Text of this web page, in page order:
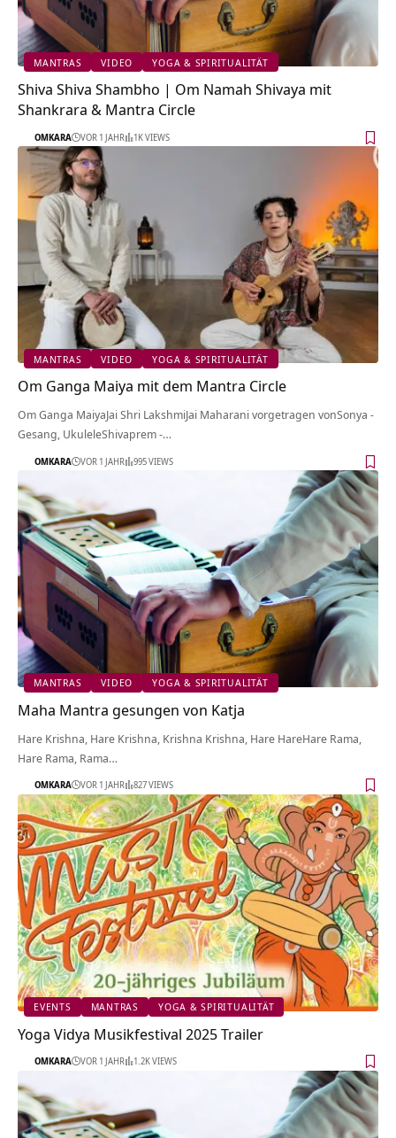
MANTRAS VIDEO YOGA & SPIRITUALITÄT
Shiva Shiva Shambho | Om Namah Shivaya mit
Shankrara & Mantra Circle
OMKARA VOR 1 JAHR 1K VIEWS
MANTRAS VIDEO YOGA & SPIRITUALITÄT
Om Ganga Maiya mit dem Mantra Circle
Om Ganga MaiyaJai Shri LakshmiJai Maharani vorgetragen vonSonya -
Gesang, UkuleleShivaprem -…
OMKARA VOR 1 JAHR 995 VIEWS
MANTRAS VIDEO YOGA & SPIRITUALITÄT
Maha Mantra gesungen von Katja
Hare Krishna, Hare Krishna, Krishna Krishna, Hare HareHare Rama,
Hare Rama, Rama…
OMKARA VOR 1 JAHR 827 VIEWS
EVENTS MANTRAS YOGA & SPIRITUALITÄT
Yoga Vidya Musikfestival 2025 Trailer
OMKARA VOR 1 JAHR 1.2K VIEWS